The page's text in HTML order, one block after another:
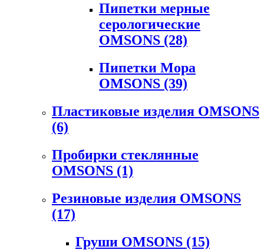
Пипетки мерные
серологические
OMSONS (28)
Пипетки Мора
OMSONS (39)
Пластиковые изделия OMSONS
(6)
Пробирки стеклянные
OMSONS (1)
Резиновые изделия OMSONS
(17)
Груши OMSONS (15)